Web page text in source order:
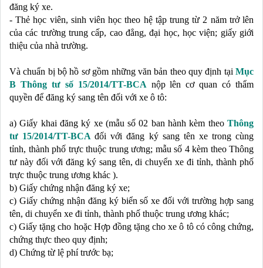
đăng ký xe.
- Thẻ học viên, sinh viên học theo hệ tập trung từ 2 năm trở lên
của các trường trung cấp, cao đẳng, đại học, học viện; giấy giới
thiệu của nhà trường.
Và chuẩn bị bộ hồ sơ gồm những văn bản theo quy định tại Mục
B Thông tư số 15/2014/TT-BCA nộp lên cơ quan có thẩm
quyền để đăng ký sang tên đối với xe ô tô:
a) Giấy khai đăng ký xe (mẫu số 02 ban hành kèm theo Thông
tư 15/2014/TT-BCA đối với đăng ký sang tên xe trong cùng
tỉnh, thành phố trực thuộc trung ương; mẫu số 4 kèm theo Thông
tư này đối với đăng ký sang tên, di chuyển xe đi tỉnh, thành phố
trực thuộc trung ương khác ).
b) Giấy chứng nhận đăng ký xe;
c) Giấy chứng nhận đăng ký biển số xe đối với trường hợp sang
tên, di chuyển xe đi tỉnh, thành phố thuộc trung ương khác;
c) Giấy tặng cho hoặc Hợp đồng tặng cho xe ô tô có công chứng,
chứng thực theo quy định;
d) Chứng từ lệ phí trước bạ;